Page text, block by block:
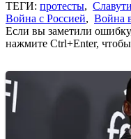
ТЕГИ: протесты,
Война с Россией, Война
Если вы заметили
нажмите Ctrl+Enter,